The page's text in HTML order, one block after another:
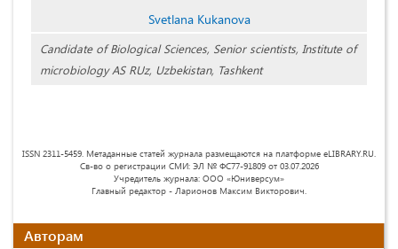
Svetlana Kukanova
Candidate of Biological Sciences, Senior scientists, Institute of
microbiology AS RUz, Uzbekistan, Tashkent
ISSN 2311-5459. Метаданные статей журнала размещаются на платформе eLIBRARY.RU.
Св-во о регистрации СМИ: ЭЛ № ФС77-91809 от 03.07.2026
Учредитель журнала: ООО «Юниверсум»
Главный редактор - Ларионов Максим Викторович.
Авторам